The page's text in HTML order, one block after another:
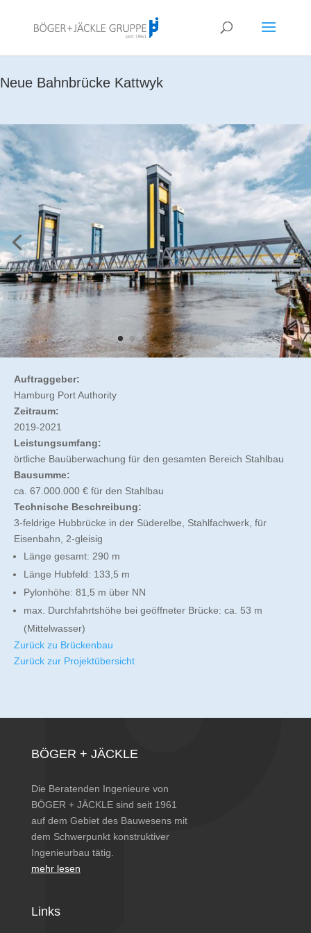
Neue Bahnbrücke Kattwyk
Auftraggeber:
Hamburg Port Authority
Zeitraum:
2019-2021
Leistungsumfang:
örtliche Bauüberwachung für den gesamten Bereich Stahlbau
Bausumme:
ca. 67.000.000 € für den Stahlbau
Technische Beschreibung:
3-feldrige Hubbrücke in der Süderelbe, Stahlfachwerk, für
Eisenbahn, 2-gleisig
Länge gesamt: 290 m
Länge Hubfeld: 133,5 m
Pylonhöhe: 81,5 m über NN
max. Durchfahrtshöhe bei geöffneter Brücke: ca. 53 m
(Mittelwasser)
Zurück zu Brückenbau
Zurück zur Projektübersicht
BÖGER + JÄCKLE
Die Beratenden Ingenieure von
BÖGER + JÄCKLE sind seit 1961
auf dem Gebiet des Bauwesens mit
dem Schwerpunkt konstruktiver
Ingenieurbau tätig.
mehr lesen
Links